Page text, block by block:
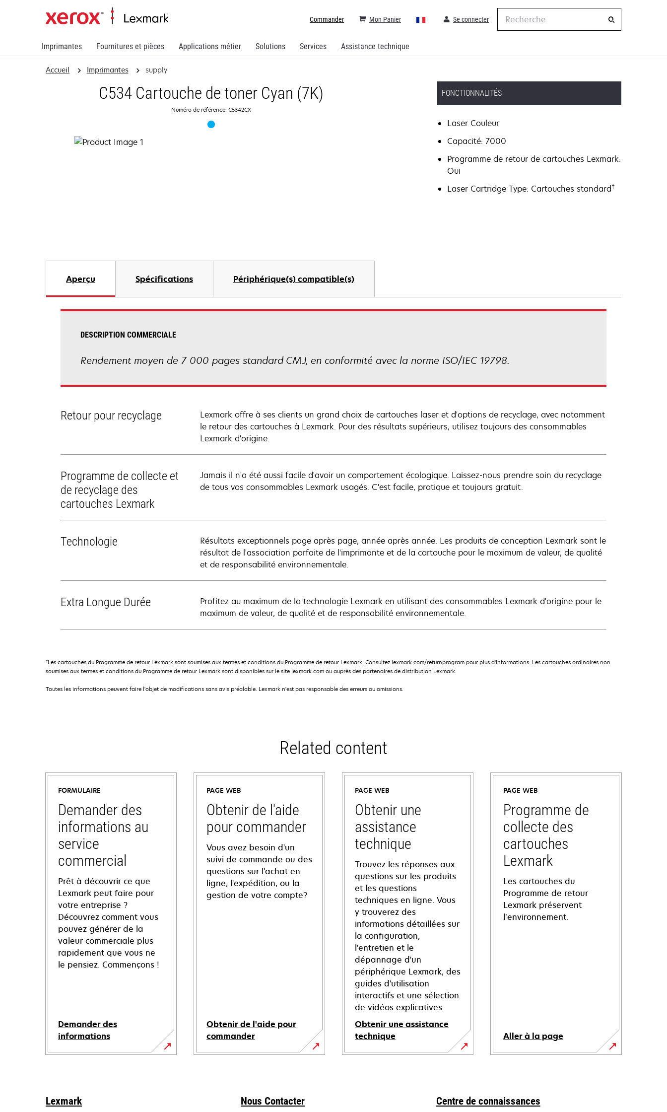
Imprimantes Fournitures et pièces Applications métier Solutions Services Assistance technique
Se connecter
Mon Panier
Commander
Recherche
Accueil Imprimantes supply
C534 Cartouche de toner Cyan (7K)
Numéro de référence: C5342CX
FONCTIONNALITÉS
Laser Couleur
Capacité: 7000
Programme de retour de cartouches Lexmark:
Oui
Laser Cartridge Type: Cartouches standard†
Aperçu Spécifications Périphérique(s) compatible(s)
DESCRIPTION COMMERCIALE
Rendement moyen de 7 000 pages standard CMJ, en conformité avec la norme ISO/IEC 19798.
Retour pour recyclage
Lexmark offre à ses clients un grand choix de cartouches laser et d'options de recyclage, avec notamment
le retour des cartouches à Lexmark. Pour des résultats supérieurs, utilisez toujours des consommables
Lexmark d'origine.
Programme de collecte et
de recyclage des
cartouches Lexmark
Jamais il n'a été aussi facile d'avoir un comportement écologique. Laissez-nous prendre soin du recyclage
de tous vos consommables Lexmark usagés. C'est facile, pratique et toujours gratuit.
Technologie
Résultats exceptionnels page après page, année après année. Les produits de conception Lexmark sont le
résultat de l'association parfaite de l'imprimante et de la cartouche pour le maximum de valeur, de qualité
et de responsabilité environnementale.
Extra Longue Durée
Profitez au maximum de la technologie Lexmark en utilisant des consommables Lexmark d'origine pour le
maximum de valeur, de qualité et de responsabilité environnementale.
†Les cartouches du Programme de retour Lexmark sont soumises aux termes et conditions du Programme de retour Lexmark. Consultez lexmark.com/returnprogram pour plus d'informations. Les cartouches ordinaires non
soumises aux termes et conditions du Programme de retour Lexmark sont disponibles sur le site lexmark.com ou auprès des partenaires de distribution Lexmark.
Toutes les informations peuvent faire l'objet de modifications sans avis préalable. Lexmark n'est pas responsable des erreurs ou omissions.
Related content
FORMULAIRE
Demander des
informations au
service
commercial
Prêt à découvrir ce que
Lexmark peut faire pour
votre entreprise ?
Découvrez comment vous
pouvez générer de la
valeur commerciale plus
rapidement que vous ne
le pensiez. Commençons !
Demander des
informations
PAGE WEB
Obtenir de l'aide
pour commander
Vous avez besoin d'un
suivi de commande ou des
questions sur l'achat en
ligne, l'expédition, ou la
gestion de votre compte?
Obtenir de l'aide pour
commander
PAGE WEB
Obtenir une
assistance
technique
Trouvez les réponses aux
questions sur les produits
et les questions
techniques en ligne. Vous
y trouverez des
informations détaillées sur
la configuration,
l'entretien et le
dépannage d'un
périphérique Lexmark, des
guides d'utilisation
interactifs et une sélection
de vidéos explicatives.
Obtenir une assistance
technique
s’ouvre
PAGE WEB
Programme de
collecte des
cartouches
Lexmark
Les cartouches du
Programme de retour
Lexmark préservent
l’environnement.
Aller à la page
Lexmark Nous Contacter Centre de connaissances